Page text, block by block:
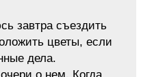
завтра съездить
цветы, если
дела.